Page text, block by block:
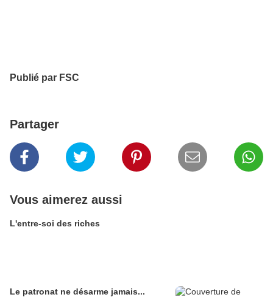
Publié par FSC
Partager
Vous aimerez aussi
L'entre-soi des riches
Le patronat ne désarme jamais...